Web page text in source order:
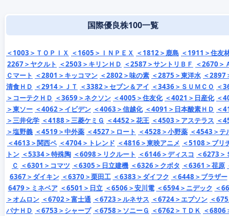
国際優良株100一覧
＜1003＞ＴＯＰＩＸ ＜1605＞ＩＮＰＥＸ ＜1812＞鹿島 ＜1911＞住友
2267＞ヤクルト ＜2503＞キリンＨＤ ＜2587＞サントリＢＦ ＜2670＞
Ｃマート ＜2801＞キッコマン ＜2802＞味の素 ＜2875＞東洋水 ＜2897
清食ＨＤ ＜2914＞ＪＴ ＜3382＞セブン＆アイ ＜3436＞ＳＵＭＣＯ ＜
＞コーテクＨＤ ＜3659＞ネクソン ＜4005＞住友化 ＜4021＞日産化 ＜
＞東ソー ＜4062＞イビデン ＜4063＞信越化 ＜4091＞日本酸素ＨＤ ＜
＞三井化学 ＜4188＞三菱ケミＧ ＜4452＞花王 ＜4503＞アステラス ＜
＞塩野義 ＜4519＞中外薬 ＜4527＞ロート ＜4528＞小野薬 ＜4543＞テ
＜4613＞関西ペ ＜4704＞トレンド ＜4816＞東映アニメ ＜5108＞ブリ
トン ＜5334＞特殊陶 ＜6098＞リクルート ＜6146＞ディスコ ＜6273＞
Ｃ ＜6301＞コマツ ＜6305＞日立建機 ＜6326＞クボタ ＜6361＞荏原
6367＞ダイキン ＜6370＞栗田工 ＜6383＞ダイフク ＜6448＞ブラザー
6479＞ミネベア ＜6501＞日立 ＜6506＞安川電 ＜6594＞ニデック ＜
＞オムロン ＜6702＞富士通 ＜6723＞ルネサス ＜6724＞エプソン ＜
パナＨＤ ＜6753＞シャープ ＜6758＞ソニーＧ ＜6762＞ＴＤＫ ＜6806